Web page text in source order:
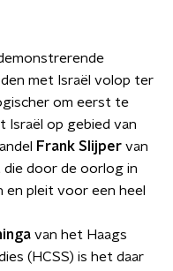
met Israël volop ter
om eerst te
Israël op gebied van
Frank Slijper van
door de oorlog in
en pleit voor een heel
van het Haags
(HCSS) is het daar